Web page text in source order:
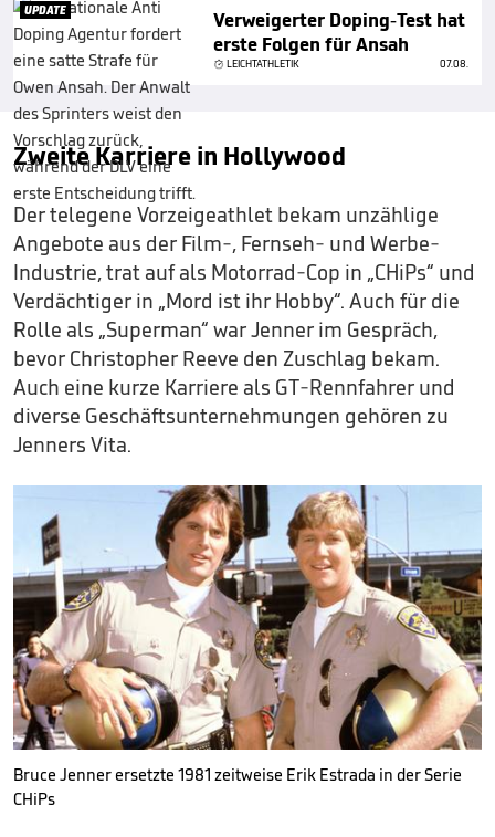
UPDATE
Verweigerter Doping-Test hat
erste Folgen für Ansah
LEICHTATHLETIK 07.08.
Zweite Karriere in Hollywood
Der telegene Vorzeigeathlet bekam unzählige
Angebote aus der Film-, Fernseh- und Werbe-
Industrie, trat auf als Motorrad-Cop in „CHiPs“ und
Verdächtiger in „Mord ist ihr Hobby“. Auch für die
Rolle als „Superman“ war Jenner im Gespräch,
bevor Christopher Reeve den Zuschlag bekam.
Auch eine kurze Karriere als GT-Rennfahrer und
diverse Geschäftsunternehmungen gehören zu
Jenners Vita.
Bruce Jenner ersetzte 1981 zeitweise Erik Estrada in der Serie
CHiPs